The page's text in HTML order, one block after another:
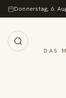
Zum Inhalt
Donnerstag, 6.
DAS